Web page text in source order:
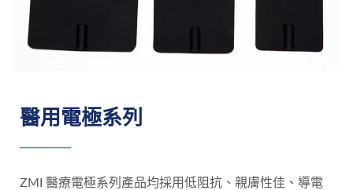
醫用電極系列
ZMI 醫療電極系列產品均採用低阻抗、親膚性佳、導電